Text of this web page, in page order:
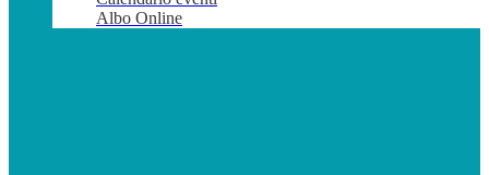
Albo Online